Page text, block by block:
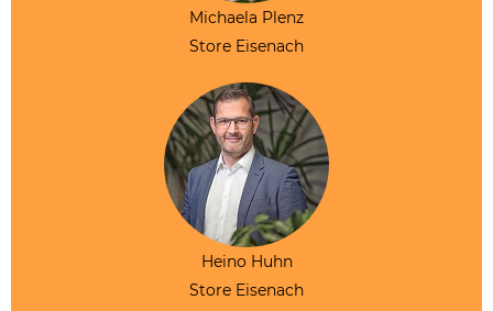
Michaela Plenz
Store Eisenach
Heino Huhn
Store Eisenach